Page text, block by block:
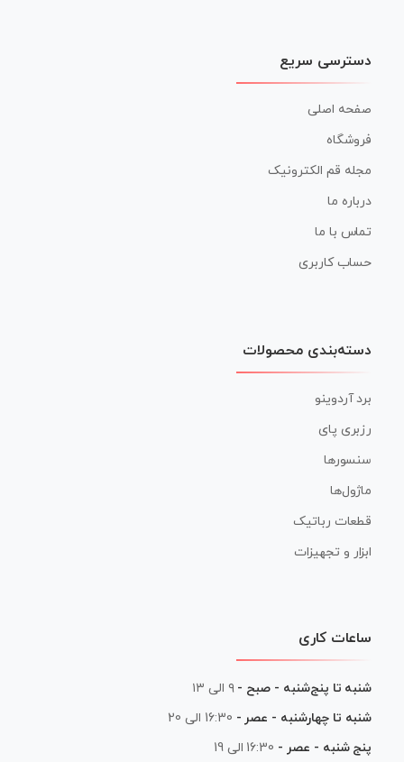
دسترسی سریع
صفحه اصلی
فروشگاه
مجله قم الکترونیک
درباره ما
تماس با ما
حساب کاربری
دسته‌بندی محصولات
برد آردوینو
رزبری پای
سنسورها
ماژول‌ها
قطعات رباتیک
ابزار و تجهیزات
ساعات کاری
شنبه تا پنج‌شنبه - صبح - ۹ الی ۱۳
شنبه تا چهارشنبه - عصر - 16:30 الی 20
پنج شنبه - عصر - 16:30 الی 19